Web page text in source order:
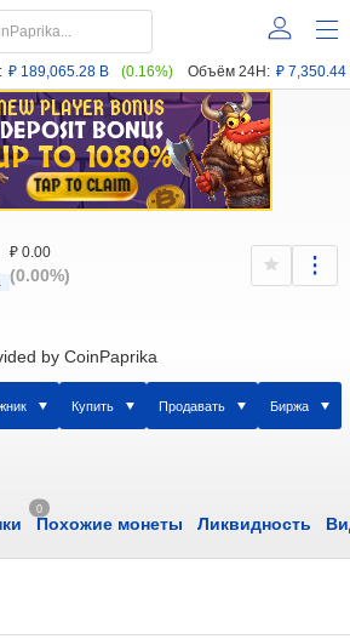
₽ 189,065.28 B (0.16%) Объём 24H: ₽ 7,350.44
₽ 0.00
(0.00%)
by CoinPaprika
Купить Продавать Биржа
0
Похожие монеты Ликвидность